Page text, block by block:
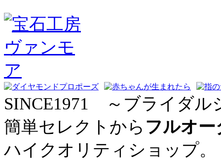
SINCE1971 ～ブライダル
簡単セレクトから フルオ
ハイクオリティショップ。